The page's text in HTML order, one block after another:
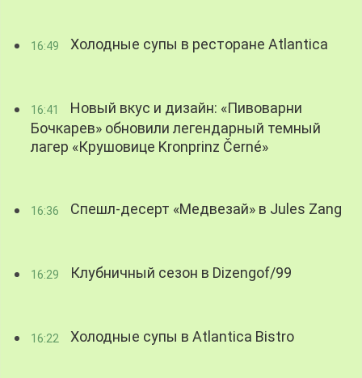
16:49 Холодные супы в ресторане Atlantica
16:41
Новый вкус и дизайн: «Пивоварни
Бочкарев» обновили легендарный темный
лагер «Крушовице Kronprinz Černé»
16:36 Спешл-десерт «Медвезай» в Jules Zang
16:29 Клубничный сезон в Dizengof/99
16:22 Холодные супы в Atlantica Bistro